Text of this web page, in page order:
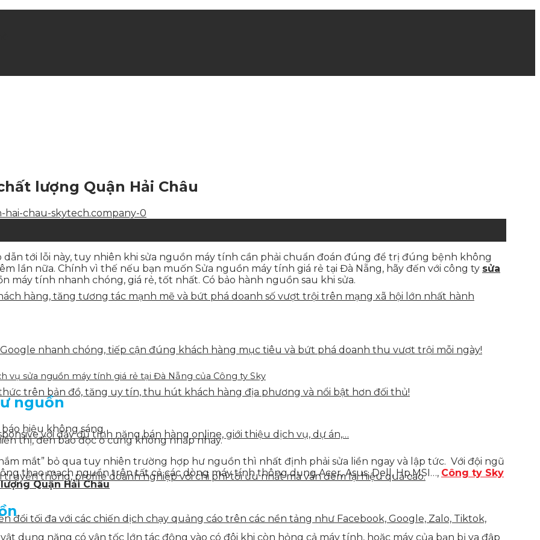
hàng, tăng tương tác mạnh mẽ và bứt phá doanh số vượt trội trên mạng xã hội lớn nhất hành
nhanh chóng, tiếp cận đúng khách hàng mục tiêu và bứt phá doanh thu vượt trội mỗi ngày!
trên bản đồ, tăng uy tín, thu hút khách hàng địa phương và nổi bật hơn đối thủ!
với đầy đủ tính năng bán hàng online, giới thiệu dịch vụ, dự án,…
thông, profile doanh nghiệp với chi phí tối ưu nhất mà vẫn đem lại hiệu quả cao.
đổi tối đa với các chiến dịch chạy quảng cáo trên các nền tảng như Facebook, Google, Zalo, Tiktok,
lượng Quận Hải Châu
tới lỗi này, tuy nhiên khi sửa nguồn máy tính cần phải chuẩn đoán đúng để trị đúng bệnh không
lần nữa. Chính vì thế nếu bạn muốn Sửa nguồn máy tính giá rẻ tại Đà Nẵng, hãy đến với công ty sửa
máy tính nhanh chóng, giá rẻ, tốt nhất. Có bảo hành nguồn sau khi sửa.
vụ sửa nguồn máy tính giá rẻ tại Đà Nẵng của Công ty Sky
nguồn
hiệu không sáng.
thị, đèn báo đọc ổ cứng không nhấp nháy.
mắt” bỏ qua tuy nhiên trường hợp hư nguồn thì nhất định phải sửa liền ngay và lập tức. Với đội ngũ
thạo mạch nguồn trên tất cả các dòng máy tính thông dụng Acer, Asus, Dell, Hp,MSI…, Công ty Sky
Quận Hải Châu
dụng nặng có vận tốc lớn tác động vào có đôi khi còn hỏng cả máy tính, hoặc máy của bạn bị va đập